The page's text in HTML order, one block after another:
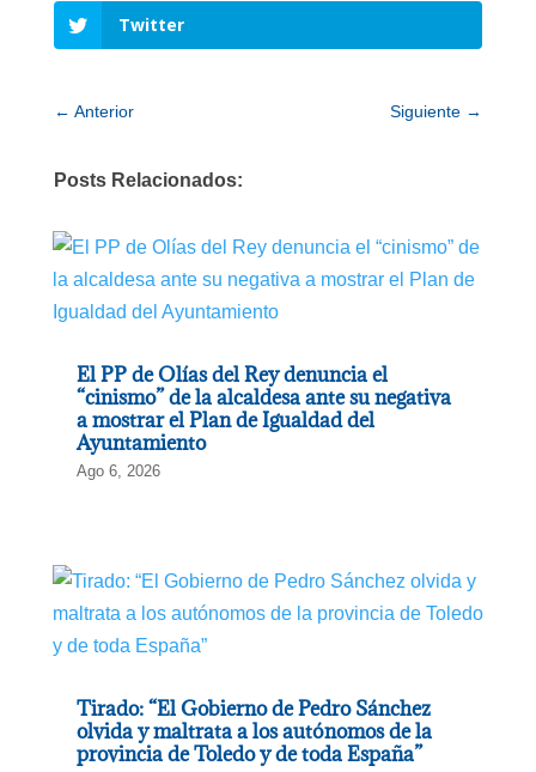
Twitter
← Anterior Siguiente →
Posts Relacionados:
El PP de Olías del Rey denuncia el
“cinismo” de la alcaldesa ante su negativa
a mostrar el Plan de Igualdad del
Ayuntamiento
Ago 6, 2026
Tirado: “El Gobierno de Pedro Sánchez
olvida y maltrata a los autónomos de la
provincia de Toledo y de toda España”